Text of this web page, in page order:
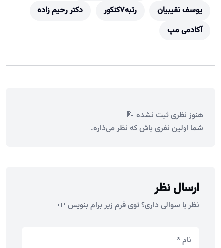
یوسف نقیبیان
رتبه7کنکور
دکتر رحیم زاده
آکادمی مپ
هنوز نظری ثبت نشده 📝
شما اولین نفری باش که نظر می‌ذاره.
ارسال نظر
نظر یا سوالی داری؟ توی فرم زیر برام بنویس 🌱